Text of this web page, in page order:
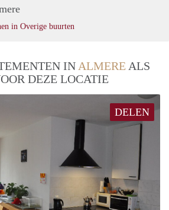
in Overige buurten
IN ALMERE ALS
DEZE LOCATIE
DELEN